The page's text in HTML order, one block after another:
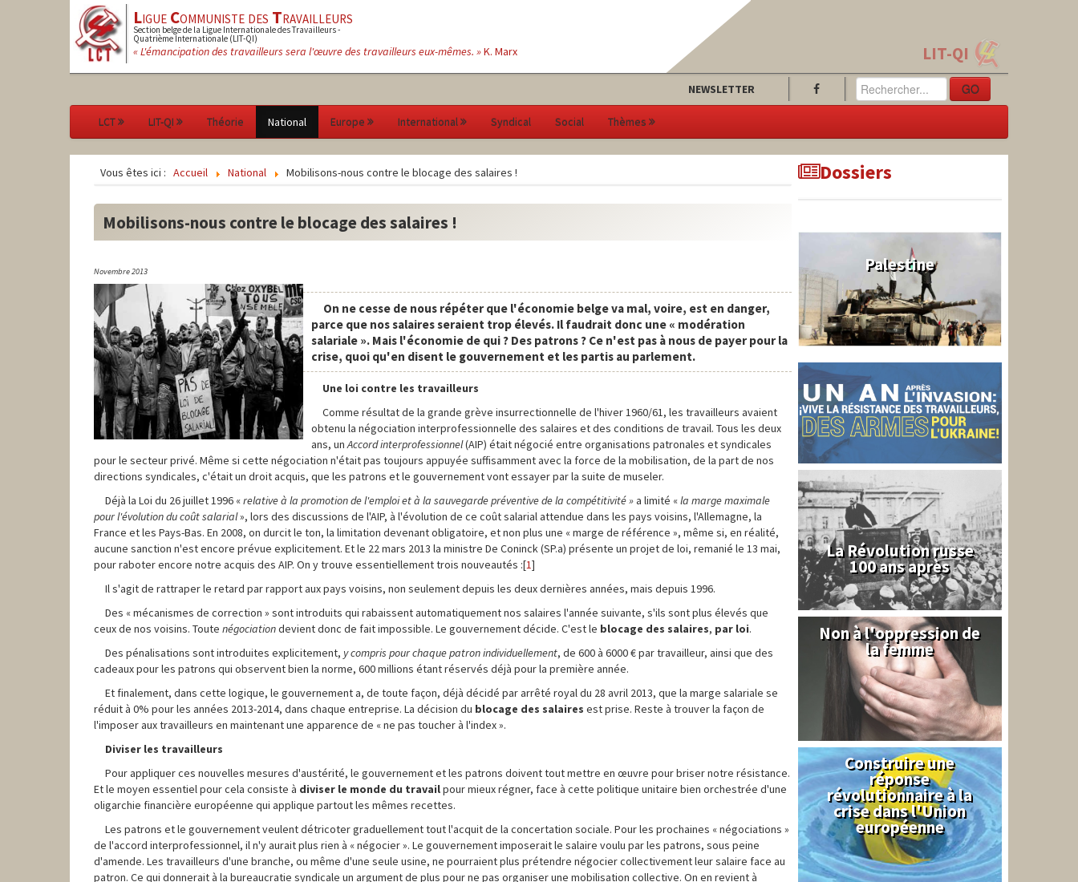
LigueCommuniste des Travailleurs
Section belge de la Ligue Internationale des Travailleurs -
Quatrième Internationale (LIT-QI)
« L'émancipation des travailleurs sera l'œuvre des travailleurs eux-mêmes. »K. Marx LIT-QI
NEWSLETTER GO
LCT LIT-QI Théorie National Europe International Syndical Social Thèmes
Vous êtes ici : Accueil National Mobilisons-nous contre le blocage des salaires !
Mobilisons-nous contre le blocage des salaires !
Novembre 2013
On ne cesse de nous répéter que l'économie belge va mal, voire, est en danger,
parce que nos salaires seraient trop élevés. Il faudrait donc une « modération
salariale ». Mais l'économie de qui ? Des patrons ? Ce n'est pas à nous de payer pour la
crise, quoi qu'en disent le gouvernement et les partis au parlement.
Une loi contre les travailleurs
Comme résultat de la grande grève insurrectionnelle de l'hiver 1960/61, les travailleurs avaient
obtenu la négociation interprofessionnelle des salaires et des conditions de travail. Tous les deux
ans, unAccord interprofessionnel(AIP) était négocié entre organisations patronales et syndicales
pour le secteur privé. Même si cette négociation n'était pas toujours appuyée suffisamment avec la force de la mobilisation, de la part de nos
directions syndicales, c'était un droit acquis, que les patrons et le gouvernement vont essayer par la suite de museler.
Déjà la Loi du 26 juillet 1996 «relative à la promotion de l'emploi et à la sauvegarde préventive de la compétitivité »a limité «la marge maximale
pour l'évolution du coût salarial», lors des discussions de l'AIP, à l'évolution de ce coût salarial attendue dans les pays voisins, l'Allemagne, la
France et les Pays-Bas. En 2008, on durcit le ton, la limitation devenant obligatoire, et non plus une « marge de référence », même si, en réalité,
aucune sanction n'est encore prévue explicitement. Et le 22 mars 2013 la ministre De Coninck (SP.a) présente un projet de loi, remanié le 13 mai,
pour raboter encore notre acquis des AIP. On y trouve essentiellement trois nouveautés :[1]
Il s'agit de rattraper le retard par rapport aux pays voisins, non seulement depuis les deux dernières années, mais depuis 1996.
Des « mécanismes de correction » sont introduits qui rabaissent automatiquement nos salaires l'année suivante, s'ils sont plus élevés que
ceux de nos voisins. Toute négociationdevient donc de fait impossible. Le gouvernement décide. C'est le blocage des salaires, par loi.
Des pénalisations sont introduites explicitement, y compris pour chaque patron individuellement, de 600 à 6000 € par travailleur, ainsi que des
cadeaux pour les patrons qui observent bien la norme, 600 millions étant réservés déjà pour la première année.
Et finalement, dans cette logique, le gouvernement a, de toute façon, déjà décidé par arrêté royal du 28 avril 2013, que la marge salariale se
réduit à 0% pour les années 2013-2014, dans chaque entreprise. La décision du blocage des salaires est prise. Reste à trouver la façon de
l'imposer aux travailleurs en maintenant une apparence de « ne pas toucher à l'index ».
Diviser les travailleurs
Pour appliquer ces nouvelles mesures d'austérité, le gouvernement et les patrons doivent tout mettre en œuvre pour briser notre résistance.
Et le moyen essentiel pour cela consiste à diviser le monde du travailpour mieux régner, face à cette politique unitaire bien orchestrée d'une
oligarchie financière européenne qui applique partout les mêmes recettes.
Les patrons et le gouvernement veulent détricoter graduellement tout l'acquit de la concertation sociale. Pour les prochaines « négociations »
de l'accord interprofessionnel, il n'y aurait plus rien à « négocier ». Le gouvernement imposerait le salaire voulu par les patrons, sous peine
d'amende. Les travailleurs d'une branche, ou même d'une seule usine, ne pourraient plus prétendre négocier collectivement leur salaire face au
patron. Ce qui donnerait à la bureaucratie syndicale un argument de plus pour ne pas organiser une mobilisation collective. On en revient à
Dossiers
Palestine
La Révolution russe
100 ans après
Syrie
Non à l'oppression de
la femme
Syndical
Construire une
réponse
révolutionnaire à la
crise dans l'Union
européenne